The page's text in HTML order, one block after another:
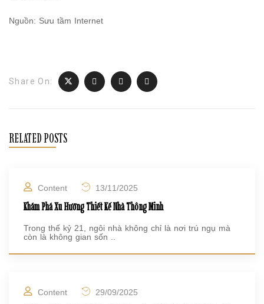
Nguồn: Sưu tầm Internet
Share On:
RELATED POSTS
Content 13/11/2025
Khám Phá Xu Hướng Thiết Kế Nhà Thông Minh
Trong thế kỷ 21, ngôi nhà không chỉ là nơi trú ngụ mà
còn là không gian sốn ..
Content 29/09/2025